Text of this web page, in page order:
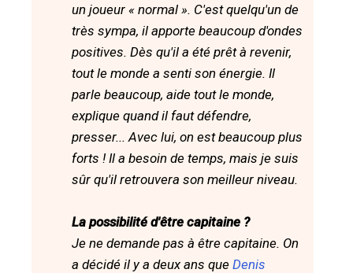
un joueur « normal ». C'est quelqu'un de
très sympa, il apporte beaucoup d'ondes
positives. Dès qu'il a été prêt à revenir,
tout le monde a senti son énergie. Il
parle beaucoup, aide tout le monde,
explique quand il faut défendre,
presser... Avec lui, on est beaucoup plus
forts ! Il a besoin de temps, mais je suis
sûr qu'il retrouvera son meilleur niveau.
La possibilité d'être capitaine ?
Je ne demande pas à être capitaine. On
a décidé il y a deux ans que Denis